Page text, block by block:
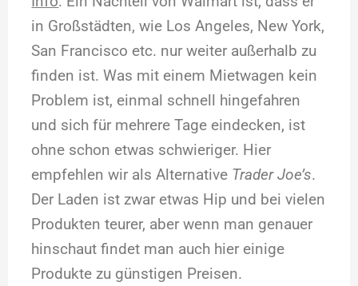
in Großstädten, wie Los Angeles, New York,
San Francisco etc. nur weiter außerhalb zu
finden ist. Was mit einem Mietwagen kein
Problem ist, einmal schnell hingefahren
und sich für mehrere Tage eindecken, ist
ohne schon etwas schwieriger. Hier
empfehlen wir als Alternative Trader Joe’s.
Der Laden ist zwar etwas Hip und bei vielen
Produkten teurer, aber wenn man genauer
hinschaut findet man auch hier einige
Produkte zu günstigen Preisen.